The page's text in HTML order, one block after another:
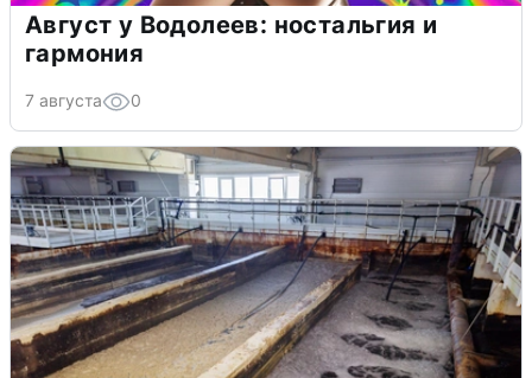
Август у Водолеев: ностальгия и
гармония
7 августа 0